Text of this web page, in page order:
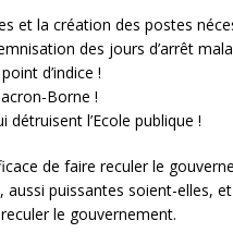
et la création des postes
des jours d’arrêt
d’indice !
Borne !
l’Ecole publique !
de faire reculer le
aussi puissantes soient-elles,
le gouvernement.